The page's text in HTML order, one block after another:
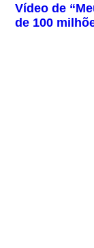
Vídeo de
de 100